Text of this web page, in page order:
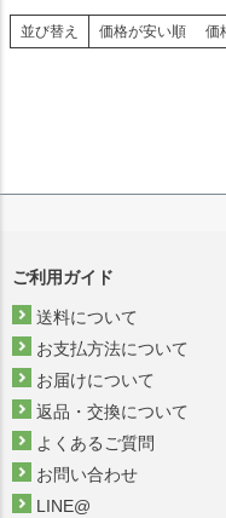
並び替え 価格が安い順 価
ご利用ガイド
送料について
お支払方法について
お届けについて
返品・交換について
よくあるご質問
お問い合わせ
LINE@